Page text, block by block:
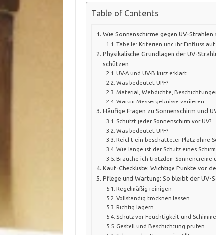
Table of Contents
Wie Sonnenschirme gegen UV-
Tabelle: Kriterien und ihr Einfluss
Physikalische Grundlagen der UV-
schützen
UV-A und UV-B kurz erklärt
Was bedeutet UPF?
Material, Webdichte,
Warum Messergebnisse variieren
Häufige Fragen zu Sonnenschirm und
Schützt jeder Sonnenschirm vor UV?
Was bedeutet UPF?
Reicht ein beschatteter Platz ohne
Wie lange ist der Schutz eines
Brauche ich trotzdem Sonnencreme
Kauf-Checkliste: Wichtige Punkte vor
Pflege und Wartung: So bleibt der UV-
Regelmäßig reinigen
Vollständig trocknen lassen
Richtig lagern
Schutz vor Feuchtigkeit und
Gestell und Beschichtung prüfen